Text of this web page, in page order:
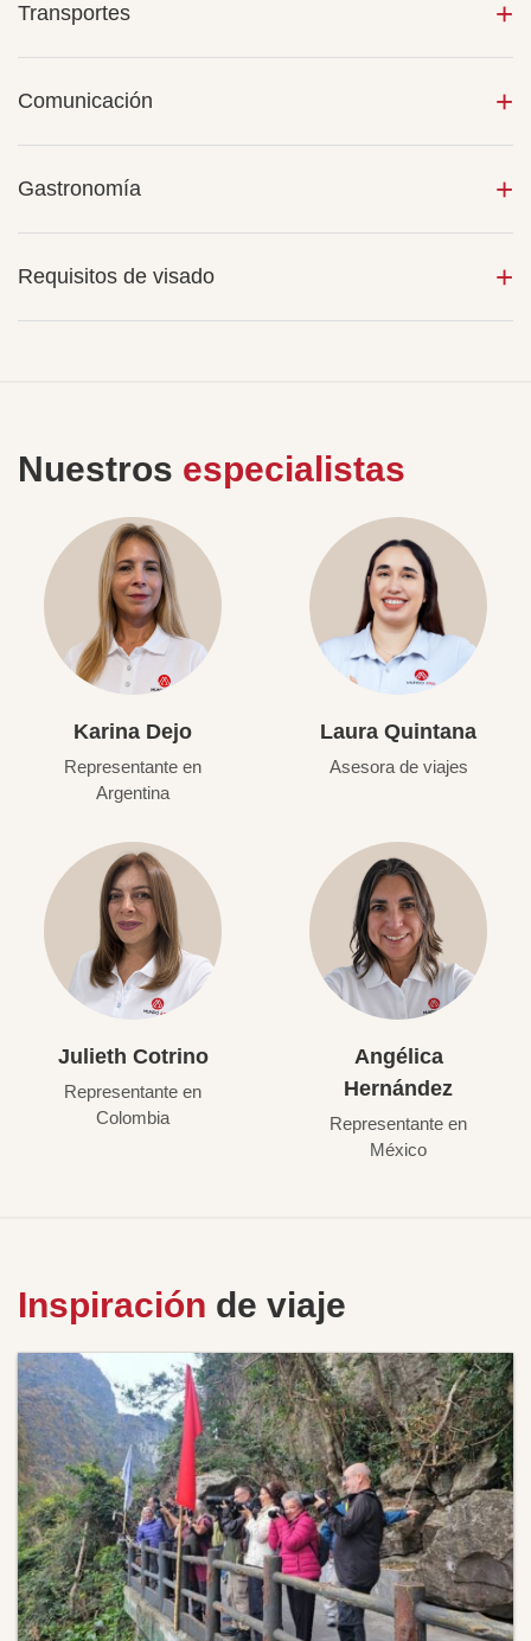
Transportes
Comunicación
Gastronomía
Requisitos de visado
Nuestros especialistas
Karina Dejo
Representante en
Argentina
Laura Quintana
Asesora de viajes
Julieth Cotrino
Representante en
Colombia
Angélica
Hernández
Representante en
México
Inspiración de viaje